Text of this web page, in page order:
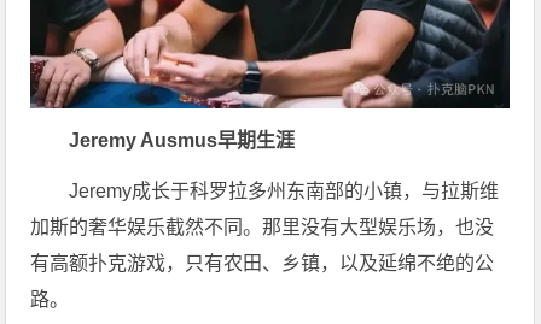
Jeremy Ausmus早期生涯
Jeremy成长于科罗拉多州东南部的小镇，与拉斯维
加斯的奢华娱乐截然不同。那里没有大型娱乐场，也没
有高额扑克游戏，只有农田、乡镇，以及延绵不绝的公
路。